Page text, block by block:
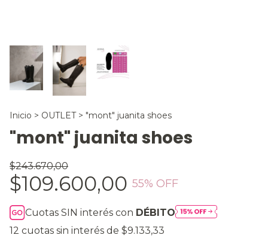
Inicio > OUTLET > "mont" juanita shoes
"mont" juanita shoes
$243.670,00
$109.600,00 55% OFF
Cuotas SIN interés con DÉBITO
12 cuotas sin interés de $9.133,33